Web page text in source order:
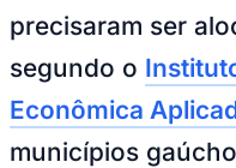
precisaram ser
segundo o
Econômica
municípios